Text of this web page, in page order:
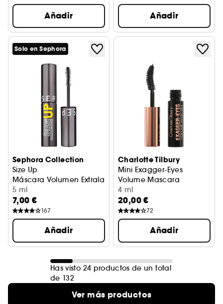
Añadir Añadir
Solo en Sephora
Sephora Collection
Size Up
Máscara Volumen Extralargo Inmediato (Formato de
5 ml
7,00 €
167
Añadir
Charlotte Tilbury
Mini Exagger-Eyes
Volume Mascara
Máscara voluminizador
4 ml
20,00 €
72
Añadir
Has visto 24 productos de un total
de 132
Ver más productos